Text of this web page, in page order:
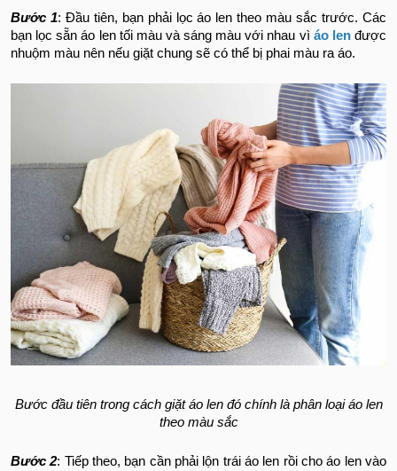
Bước 1: Đầu tiên, bạn phải lọc áo len theo màu sắc trước. Các
bạn lọc sẵn áo len tối màu và sáng màu với nhau vì áo lenđược
nhuộm màu nên nếu giặt chung sẽ có thể bị phai màu ra áo.
Bước đầu tiên trong cách giặt áo len đó chính là phân loại áo len
theo màu sắc
Bước 2: Tiếp theo, bạn cần phải lộn trái áo len rồi cho áo len vào